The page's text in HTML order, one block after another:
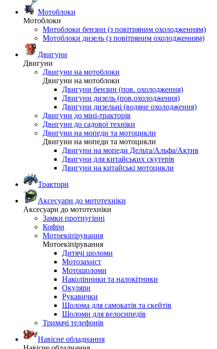
Мотоблоки
Мотоблоки
Мотоблоки бензин (з повітряним охолодженням)
Мотоблоки дизель (з повітряним охолодженням)
Двигуни
Двигуни
Двигуни на мотоблоки
Двигуни на мотоблоки
Двигуни бензин (пов. охолодження)
Двигуни дизель (пов.охолодження)
Двигуни дизельні (водяне охолодження)
Двигуни до міні-тракторів
Двигуни до садової техніки
Двигуни на мопеди та мотоцикли
Двигуни на мопеди та мотоцикли
Двигуни на мопеди Дельта/Альфа/Актив
Двигуни для китайських скутерів
Двигуни на китайські мотоцикли
Трактори
Аксесуари до мототехніки
Аксесуари до мототехніки
Замки протиугінні
Кофри
Мотоекіпірування
Мотоекіпірування
Дитячі шоломи
Мотозахист
Мотошоломи
Наколінники та налокітники
Окуляри
Рукавички
Шолома для самокатів та скейтів
Шоломи для велосипедів
Тримачі телефонів
Навісне обладнання